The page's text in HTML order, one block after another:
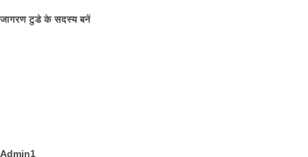
जागरण टुडे के सदस्य बनें
Admin1